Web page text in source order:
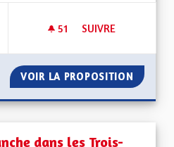
51 51 ABONNÉS
SUIVRE
VOIR LA PROPOSITION
dans les Trois-